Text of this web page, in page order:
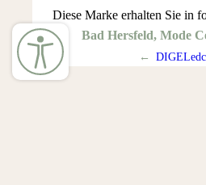
Diese Marke erhalten Sie in
Bad Hersfeld, Mode
← DIGELedc